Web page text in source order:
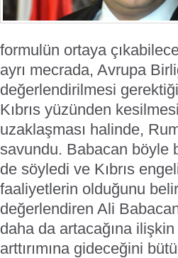
formulün ortaya
ayrı mecrada, Avrupa
değerlendirilmesi
Kıbrıs yüzünden
uzaklaşması halinde,
savundu. Babacan böyle
de söyledi ve Kıbrıs
faaliyetlerin olduğunu
değerlendiren Ali
daha da artacağına
arttırımına gideceğini